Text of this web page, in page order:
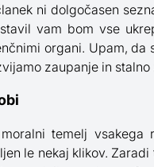
ni dolgočasen
vam bom vse
organi. Upam,
zaupanje in
temelj vsakega
le nekaj klikov.